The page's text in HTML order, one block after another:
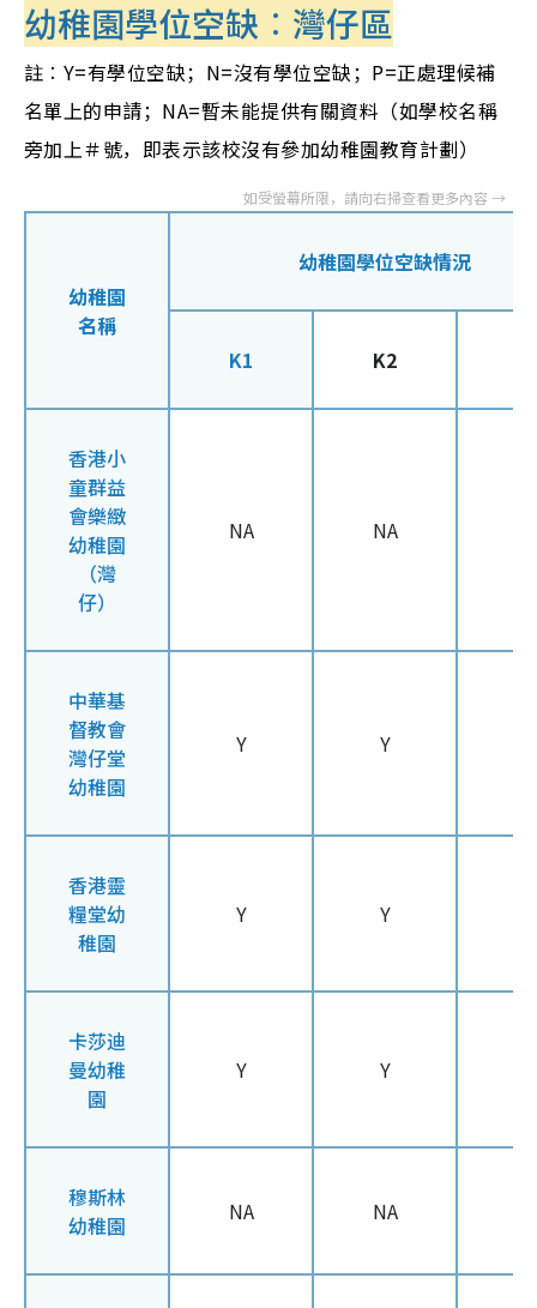
幼稚園學位空缺︰灣仔區
註︰Y=有學位空缺；N=沒有學位空缺；P=正處理候補
名單上的申請；NA=暫未能提供有關資料（如學校名稱
旁加上＃號，即表示該校沒有參加幼稚園教育計劃）
幼稚園
名稱
幼稚園學位空缺情況
K1 K2
香港小
童群益
會樂緻
幼稚園
（灣
仔）
NA NA
中華基
督教會
灣仔堂
幼稚園
Y Y
香港靈
糧堂幼
稚園
Y Y
卡莎迪
曼幼稚
園
Y Y
穆斯林
幼稚園
NA NA